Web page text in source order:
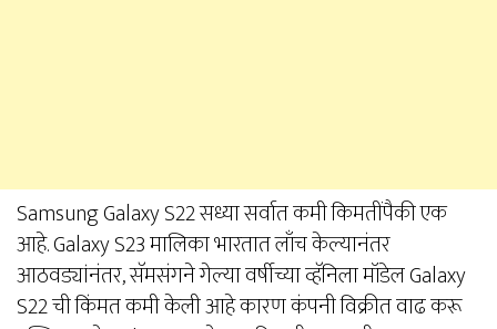
Samsung Galaxy S22 सध्या सर्वात कमी किमतींपैकी एक
आहे. Galaxy S23 मालिका भारतात लाँच केल्यानंतर
आठवड्यांनंतर, सॅमसंगने गेल्या वर्षीच्या व्हॅनिला मॉडेल Galaxy
S22 ची किंमत कमी केली आहे कारण कंपनी विक्रीत वाढ करू